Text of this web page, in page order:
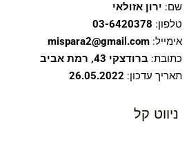
שם: ירון אזולאי
טלפון: 03-6420378
אימייל: mispara2@gmail.com
כתובת: ברודצקי 43, רמת אביב
תאריך עדכון: 26.05.2022
ניווט קל